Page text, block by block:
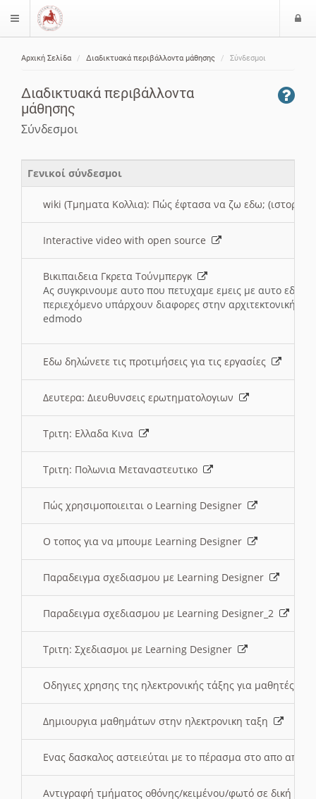
$langMenu
Αρχική Σελίδα Διαδικτυακά περιβάλλοντα μάθησης Σύνδεσμοι
Διαδικτυακά περιβάλλοντα
μάθησης
Σύνδεσμοι
Γενικοί σύνδεσμοι
wiki (Τμηματα Κολλια): Πώς έφτασα να ζω εδω; (ιστορια)
Interactive video with open source
Βικιπαιδεια Γκρετα Τούνμπεργκ
Ας συγκρινουμε αυτο που πετυχαμε εμεις με αυτο εδω
περιεχόμενο υπάρχουν διαφορες στην αρχιτεκτονική
edmodo
Εδω δηλώνετε τις προτιμήσεις για τις εργασίες
Δευτερα: Διευθυνσεις ερωτηματολογιων
Τριτη: Ελλαδα Κινα
Τριτη: Πολωνια Μεταναστευτικο
Πώς χρησιμοποιειται ο Learning Designer
O τοπος για να μπουμε Learning Designer
Παραδειγμα σχεδιασμου με Learning Designer
Παραδειγμα σχεδιασμου με Learning Designer_2
Τριτη: Σχεδιασμοι με Learning Designer
Οδηγιες χρησης της ηλεκτρονικής τάξης για μαθητές
Δημιουργια μαθημάτων στην ηλεκτρονικη ταξη
Ενας δασκαλος αστειεύται με το πέρασμα στο απο
Αντιγραφή τμήματος οθόνης/κειμένου/φωτό σε δική